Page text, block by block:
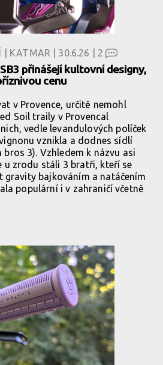
| KATMAR | 30.6.26 | 2
přinášejí kultovní designy,
cenu
v Provence, určitě nemohl
Soil traily v Provencal
vedle levandulových políček
vznikla a dodnes sídlí
bros 3). Vzhledem k názvu asi
u zrodu stáli 3 bratři, kteří se
gravity bajkováním a natáčením
populární i v zahraničí včetně